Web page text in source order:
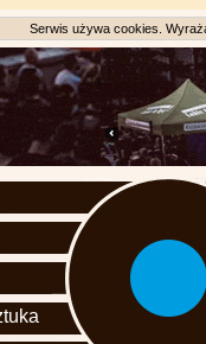
Serwis używa cookies.